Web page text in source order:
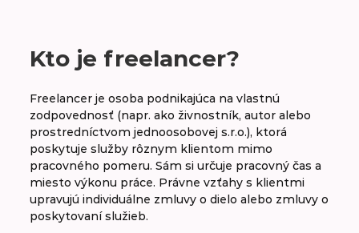
P R S Š T U V W
Fluktuácia
Freelancer
Kto je freelancer?
Freelancer je osoba podnikajúca na vlastnú
zodpovednosť (napr. ako živnostník, autor alebo
prostredníctvom jednoosobovej s.r.o.), ktorá
poskytuje služby rôznym klientom mimo
pracovného pomeru. Sám si určuje pracovný čas a
miesto výkonu práce. Právne vzťahy s klientmi
upravujú individuálne zmluvy o dielo alebo zmluvy o
poskytovaní služieb.